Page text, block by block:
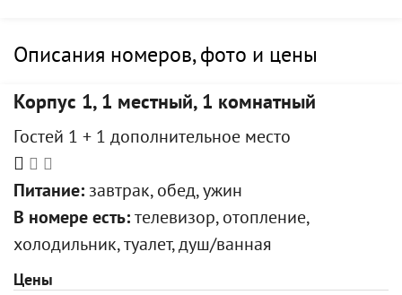
Описания номеров, фото и цены
Корпус 1, 1 местный, 1 комнатный
Гостей 1 + 1 дополнительное место
Питание: завтрак, обед, ужин
В номере есть: телевизор, отопление,
холодильник, туалет, душ/ванная
Цены